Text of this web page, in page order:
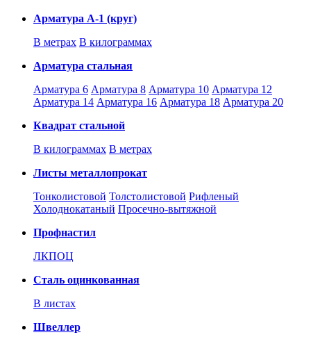
Арматура А-1 (круг)
В метрах В килограммах
Арматура стальная
Арматура 6 Арматура 8 Арматура 10 Арматура 12
Арматура 14 Арматура 16 Арматура 18 Арматура 20
Квадрат стальной
В килограммах В метрах
Листы металлопрокат
Тонколистовой Толстолистовой Рифленый
Холоднокатаный Проcечно-вытяжной
Профнастил
ЛКПОЦ
Сталь оцинкованная
В листах
Швеллер